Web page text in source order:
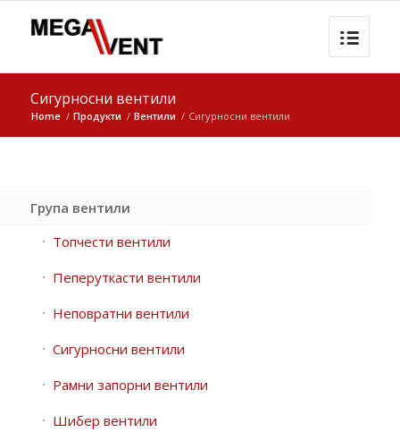
Сигурносни вентили
Home / Продукти / Вентили / Сигурносни вентили
Група вентили
Топчести вентили
Пеперуткасти вентили
Неповратни вентили
Сигурносни вентили
Рамни запорни вентили
Шибер вентили